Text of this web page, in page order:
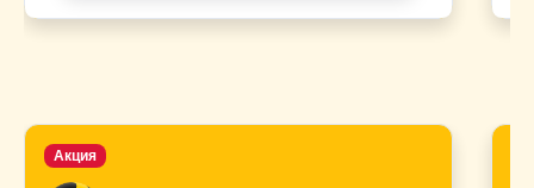
Акция